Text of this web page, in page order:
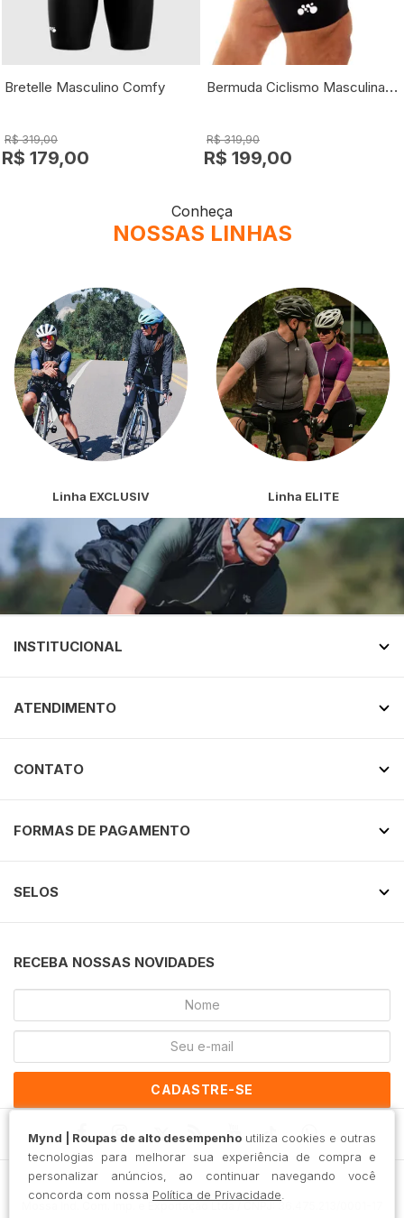
Mynd | Roupas de alto desempenho utiliza cookies e outras
tecnologias para melhorar sua experiência de compra e
personalizar anúncios, ao continuar navegando você
concorda com nossa Política de Privacidade
Bretelle Masculino Comfy
R$ 319,00
R$ 179,00
Bermuda Ciclismo Masculina Sport
R$ 319,90
R$ 199,00
Conheça
NOSSAS LINHAS
Linha EXCLUSIV Linha ELITE
INSTITUCIONAL
ATENDIMENTO
CONTATO
FORMAS DE PAGAMENTO
SELOS
RECEBA NOSSAS NOVIDADES
CADASTRE-SE
Mossa Ind. Com. Imp. e Exportação Ltda / CNPJ: 36.475.213/0001-17